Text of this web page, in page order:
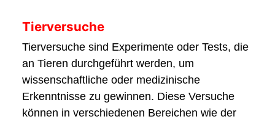
Tierversuche
Tierversuche sind Experimente oder Tests, die
an Tieren durchgeführt werden, um
wissenschaftliche oder medizinische
Erkenntnisse zu gewinnen. Diese Versuche
können in verschiedenen Bereichen wie der